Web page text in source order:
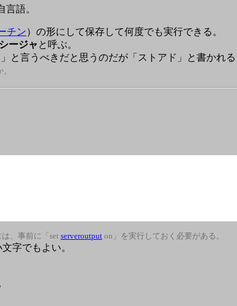
言語。
チン）の形にして保存して何度でも実行できる。
ージャ と呼ぶ。
と言うべきだと思うのだが「ストアド」と書かれ
、事前に「set serveroutput on」を実行しておく必要がある。
字でもよい。